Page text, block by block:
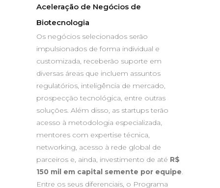
Aceleração de Negócios de
Biotecnologia
Os negócios selecionados serão
impulsionados de forma individual e
customizada, receberão suporte em
diversas áreas que incluem assuntos
regulatórios, inteligência de mercado,
prospecção tecnológica, entre outras
soluções. Além disso, as startups terão
acesso à metodologia especializada,
mentores com expertise técnica,
networking, acesso à rede global de
parceiros e, ainda, investimento de até R$
150 mil em capital semente por equipe.
Entre os seus diferenciais, o Programa